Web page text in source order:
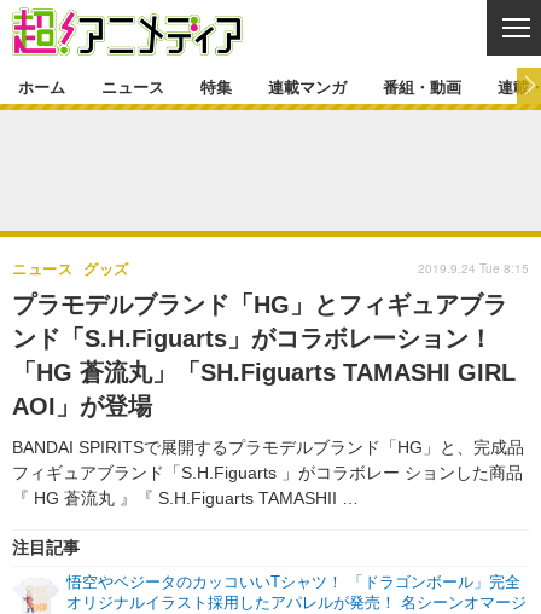
ゲーム・アプリ マンガ
グッズ イベント
声優 コスプレ
特集一覧 カバー
ラキりす
連載マンガ
連載マンガ一覧 連載一覧
番組・動画
番組・動画一覧 ラジオ
動画
連載・ブログ
連載・ブログ一覧
編集部ブログ・お知らせ
ホーム ニュース 特集 連載マンガ 番組・動画 連載
プラモデルブランド「HG」とフィギュアブラ
ンド「S.H.Figuarts」がコラボレーション！
「HG 蒼流丸」「SH.Figuarts TAMASHI GIRL
AOI」が登場
BANDAI SPIRITSで展開するプラモデルブランド「HG」と、完成品
フィギュアブランド「S.H.Figuarts 」がコラボレー ションした商品
『 HG 蒼流丸 』『 S.H.Figuarts TAMASHII …
ニュース グッズ
注目記事
悟空やベジータのカッコいいTシャツ！ 「ドラゴンボール」完全
オリジナルイラスト採用したアパレルが発売！ 名シーンオマージ
2019.9.24 Tue 8:15